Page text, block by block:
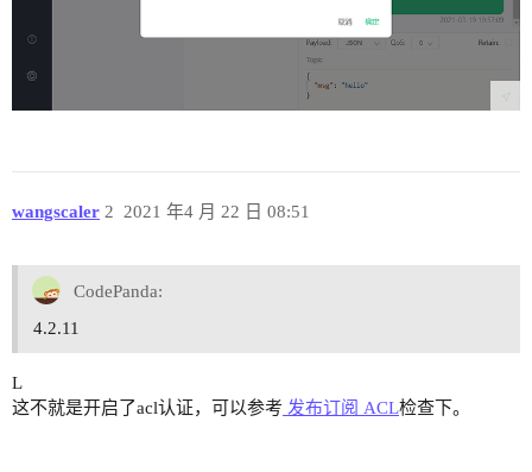
wangscaler 2021 年4 月 22 日 08:51
2
CodePanda:
4.2.11
L
这不就是开启了acl认证，可以参考 发布订阅 ACL检查下。